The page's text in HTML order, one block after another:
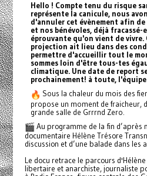
Hello ! Compte tenu du risque
représente la canicule, nous
d'annuler cet évènement afin
et nos bénévoles, déjà fracassé-
éprouvante qu'on vient de
projection ait lieu dans des
permettre d'accueillir tout le
sommes loin d'être tous-tes
climatique. Une date de report
prochainement! à toute,
Sous la chaleur du mois des
propose un moment de fraicheur,
grande salle de Grrrnd Zero.
Au programme de la fin d’après
documentaire Hélène Trésore
discussion et d’une balade dans les
Le docu retrace le parcours
libertaire et anarchiste, journaliste